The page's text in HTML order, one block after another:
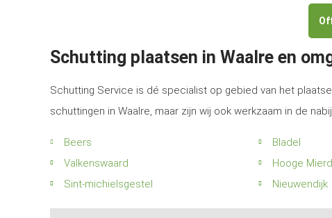
Schutting plaatsen in Waalre en
Schutting Service is dé specialist op gebied van het
schuttingen in Waalre, maar zijn wij ook werkzaam in de
Beers Bladel
Valkenswaard
Hooge
Sint-michielsgestel
Nieuwendijk